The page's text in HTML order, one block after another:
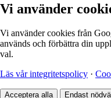
Vi använder
Vi använder cookies från
används och förbättra din
val.
Läs vår integritetspolicy ·
Acceptera alla Endast